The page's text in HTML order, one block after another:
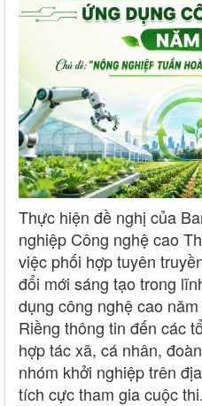
Thực hiện đề nghị của
nghiệp Công nghệ cao
việc phối hợp tuyên
đổi mới sáng tạo trong
dụng công nghệ cao
Riềng thông tin đến các
hợp tác xã, cá nhân,
nhóm khởi nghiệp trên
tích cực tham gia cuộc thi.